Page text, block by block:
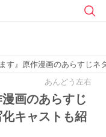
す』原作漫画のあらすじ
あんどう左右
画のあらすじ
キャストも紹